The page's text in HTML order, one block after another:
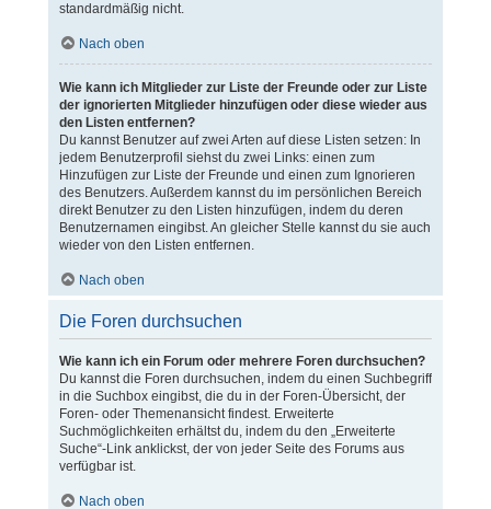
standardmäßig nicht.
Nach oben
Wie kann ich Mitglieder zur Liste der Freunde oder zur Liste
der ignorierten Mitglieder hinzufügen oder diese wieder aus
den Listen entfernen?
Du kannst Benutzer auf zwei Arten auf diese Listen setzen: In
jedem Benutzerprofil siehst du zwei Links: einen zum
Hinzufügen zur Liste der Freunde und einen zum Ignorieren
des Benutzers. Außerdem kannst du im persönlichen Bereich
direkt Benutzer zu den Listen hinzufügen, indem du deren
Benutzernamen eingibst. An gleicher Stelle kannst du sie auch
wieder von den Listen entfernen.
Nach oben
Die Foren durchsuchen
Wie kann ich ein Forum oder mehrere Foren durchsuchen?
Du kannst die Foren durchsuchen, indem du einen Suchbegriff
in die Suchbox eingibst, die du in der Foren-Übersicht, der
Foren- oder Themenansicht findest. Erweiterte
Suchmöglichkeiten erhältst du, indem du den „Erweiterte
Suche“-Link anklickst, der von jeder Seite des Forums aus
verfügbar ist.
Nach oben